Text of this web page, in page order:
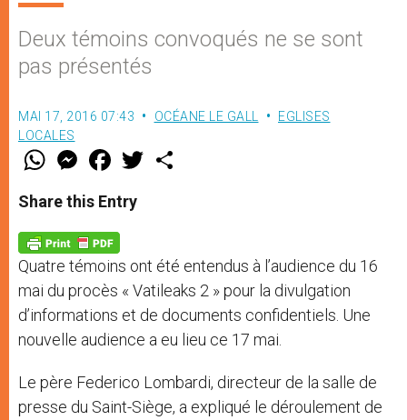
Deux témoins convoqués ne se sont
pas présentés
MAI 17, 2016 07:43 OCÉANE LE GALL
EGLISES
LOCALES
W
t
s
p
p
M
e
s
e
g
e
r
F
a
e
b
o
k
w
Share this Entry
Quatre témoins ont été entendus à l’audience du 16
mai du procès « Vatileaks 2 » pour la divulgation
d’informations et de documents confidentiels. Une
nouvelle audience a eu lieu ce 17 mai.
Le père Federico Lombardi, directeur de la salle de
presse du Saint-Siège, a expliqué le déroulement de